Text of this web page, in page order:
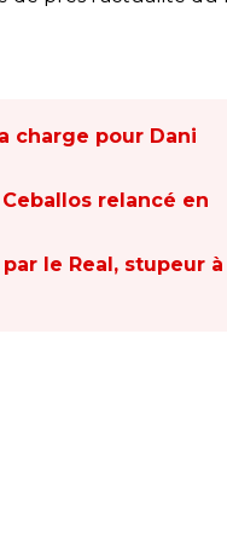
charge pour Dani
relancé en
le Real, stupeur à